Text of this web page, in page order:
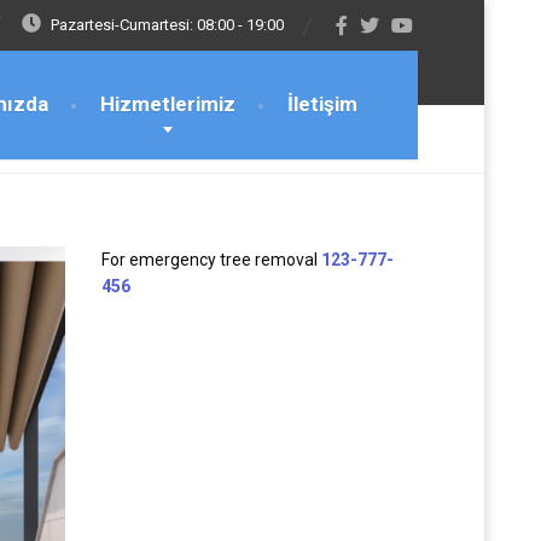
Pazartesi-Cumartesi: 08:00 - 19:00
Hizmetlerimiz İletişim
For emergency tree removal 123-777-
456